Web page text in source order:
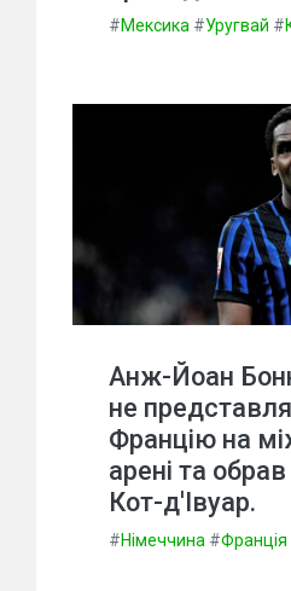
#Мексика #Уругвай #
Анж-Йоан
не
Францію на
арені та
Кот-д'Івуар.
#Німеччина #Франція